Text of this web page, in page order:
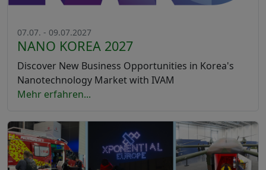
07.07. - 09.07.2027
NANO KOREA 2027
Discover New Business Opportunities in Korea's
Nanotechnology Market with IVAM
Mehr erfahren...